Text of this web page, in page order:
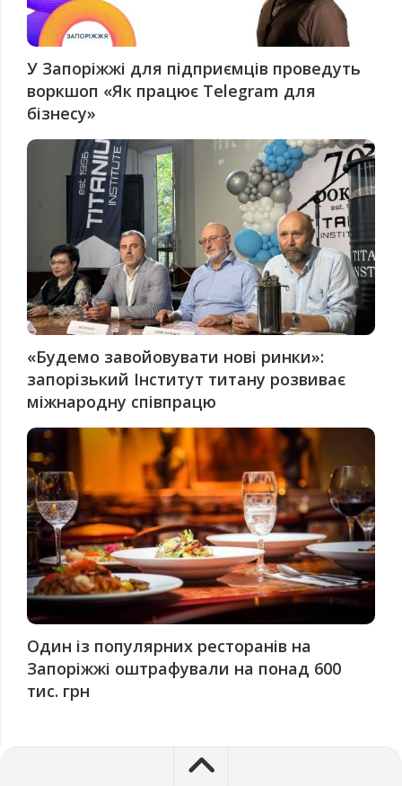
У Запоріжжі для підприємців проведуть
воркшоп «Як працює Telegram для
бізнесу»
«Будемо завойовувати нові ринки»:
запорізький Інститут титану розвиває
міжнародну співпрацю
Один із популярних ресторанів на
Запоріжжі оштрафували на понад 600
тис. грн